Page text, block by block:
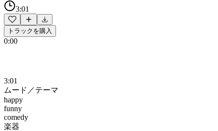
3:01
トラックを購入
0:00
3:01
ムード／テーマ
happy
funny
comedy
楽器